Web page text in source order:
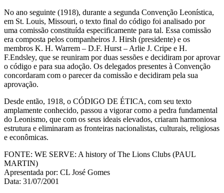
No ano seguinte (1918), durante a segunda Convenção Leonística,
em St. Louis, Missouri, o texto final do código foi analisado por
uma comissão constituída especificamente para tal. Essa comissão
era composta pelos companheiros J. Hirsh (presidente) e os
membros K. H. Warrem – D.F. Hurst – Arlie J. Cripe e H.
F.Endsley, que se reuniram por duas sessões e decidiram por aprovar
o código e para sua adoção. Os delegados presentes à Convenção
concordaram com o parecer da comissão e decidiram pela sua
aprovação.
Desde então, 1918, o CÓDIGO DE ÉTICA, com seu texto
amplamente conhecido, passou a vigorar como a pedra fundamental
do Leonismo, que com os seus ideais elevados, criaram harmoniosa
estrutura e eliminaram as fronteiras nacionalistas, culturais, religiosas
e econômicas.
FONTE: WE SERVE: A history of The Lions Clubs (PAUL
MARTIN)
Apresentada por: CL José Gomes
Data: 31/07/2001